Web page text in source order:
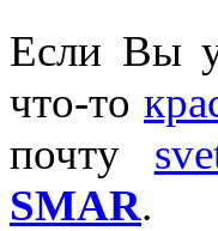
Если Вы
что-то
почту
SMAR.